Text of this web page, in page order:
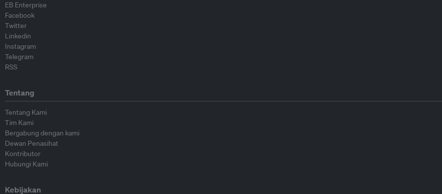
EB Enterprise
Facebook
Twitter
Linkedin
Instagram
Telegram
RSS
Tentang
Tentang Kami
Tim Kami
Bergabung dengan kami
Dewan Penasihat
Kontributor
Hubungi Kami
Kebijakan